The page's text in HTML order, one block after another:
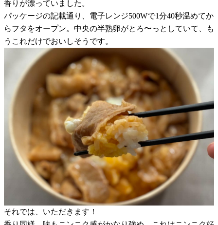
香りが漂っていました。
パッケージの記載通り、電子レンジ500Wで1分40秒温めてか
らフタをオープン。中央の半熟卵がとろ〜っとしていて、も
うこれだけでおいしそうです。
それでは、いただきます！